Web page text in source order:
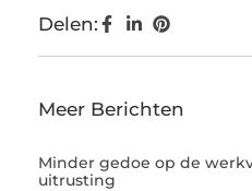
Delen:
Meer Berichten
Minder gedoe op de
uitrusting